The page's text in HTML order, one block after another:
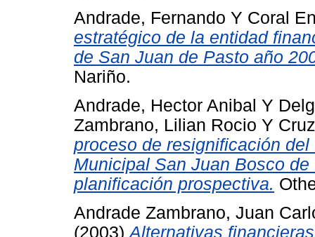
Andrade, Fernando Y Coral
estratégico de la entidad
de San Juan de Pasto año
Nariño.
Andrade, Hector Anibal Y
Zambrano, Lilian Rocio Y
proceso de resignificación
Municipal San Juan Bosco
planificación prospectiva.
Andrade Zambrano, Juan
(2003)Alternativas